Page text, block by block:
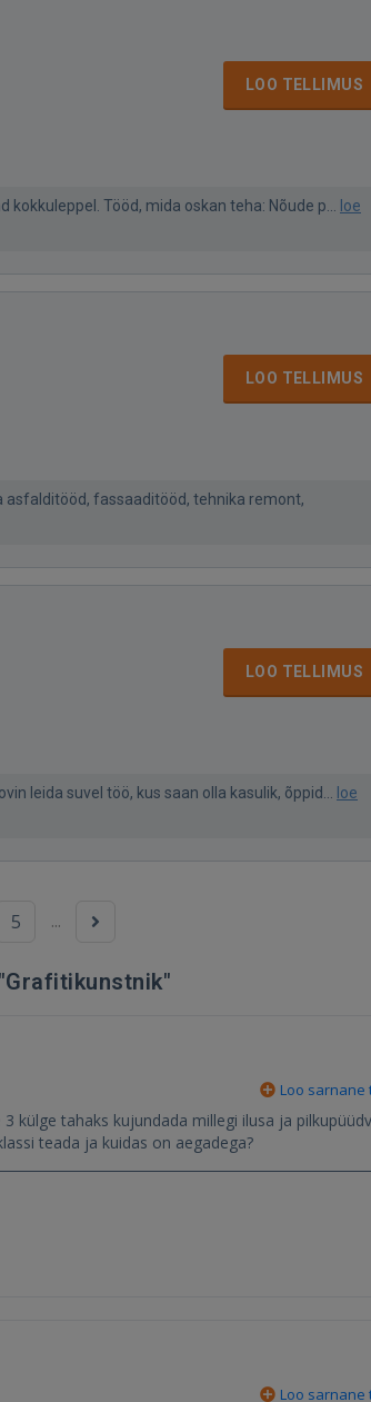
LOO TELLIMUS
Tööd, mida oskan teha: Nõude p...
loe
LOO TELLIMUS
asfalditööd, fassaaditööd, tehnika remont,
LOO TELLIMUS
leida suvel töö, kus saan olla kasulik, õppid...
loe
5 ...
Loo sarnane
külge tahaks kujundada millegi ilusa ja
teada ja kuidas on aegadega?
Loo sarnane